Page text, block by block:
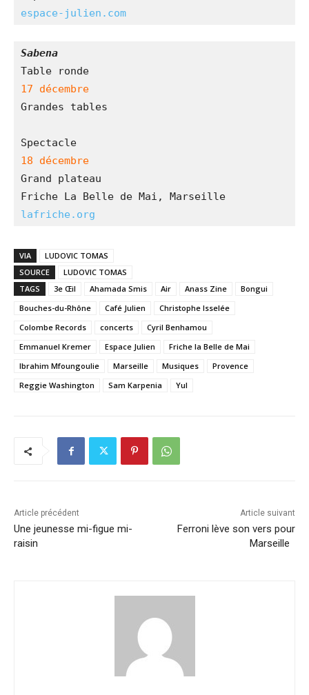
espace-julien.com
Sabena
Grandes tables
Grand plateau
lafriche.org
VIA
LUDOVIC TOMAS
SOURCE
LUDOVIC TOMAS
TAGS
3e Œil Ahamada Smis Air Anass Zine
Bongui
Bouches-du-Rhône
Café Julien
Christophe Isselée
Colombe Records
concerts
Cyril Benhamou
Emmanuel Kremer
Espace Julien
Friche la Belle de Mai
Ibrahim Mfoungoulie
Marseille Musiques
Provence
Reggie Washington
Sam Karpenia Yul
Article précédent
Une jeunesse mi-figue mi-
raisin
Article suivant
Ferroni lève son vers pour
Marseille